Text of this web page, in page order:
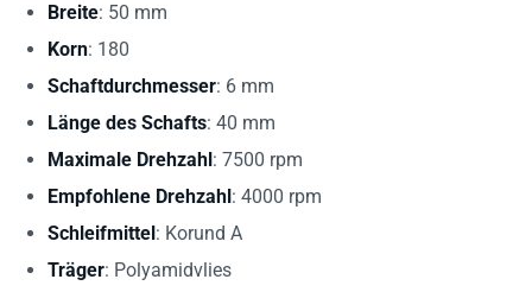
Breite: 50 mm
Korn: 180
Schaftdurchmesser: 6 mm
Länge des Schafts: 40 mm
Maximale Drehzahl: 7500 rpm
Empfohlene Drehzahl: 4000 rpm
Schleifmittel: Korund A
Träger: Polyamidvlies